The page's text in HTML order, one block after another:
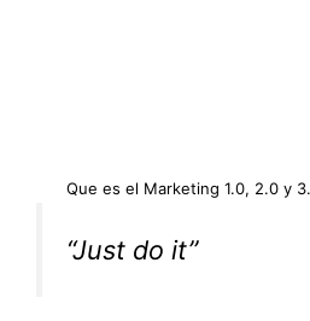
Que es el Marketing 1.0, 2.0 y
‘‘Just do it’’